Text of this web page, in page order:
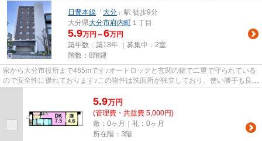
日豊本線 「 大分 」駅 徒歩9分
大分県大分市府内町 １丁目
5.9万円～6万円
築年数：築18年 ｜募集中： 2室
階数：8階建
家から大分市役所まで465mです♪オートロックと玄関の鍵で二重で守られている
ので安全性に優れております♪この物件は洗面所が独立しており、使い勝手も良好
5.9万円
(管理費・共益費 5,000円)
敷：0ヶ月｜礼：0ヶ月
所在階：3階